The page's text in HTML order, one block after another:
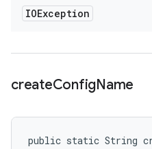
IOException
createConfigName
public static String